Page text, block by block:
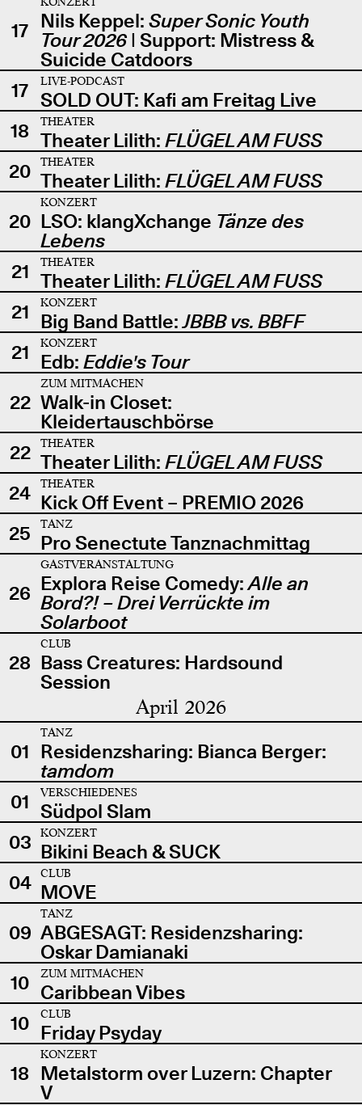
17 Nils Keppel: Super Sonic Youth
Tour 2026| Support: Mistress &
Suicide Catdoors
17
LIVE-PODCAST
SOLD OUT: Kafi am Freitag Live
18
THEATER
Theater Lilith: FLÜGEL AM FUSS
20
THEATER
Theater Lilith: FLÜGEL AM FUSS
20
KONZERT
LSO: klangXchange Tänze des
Lebens
21
THEATER
Theater Lilith: FLÜGEL AM FUSS
21
KONZERT
Big Band Battle:JBBB vs. BBFF
21
KONZERT
Edb: Eddie's Tour
22
ZUM MITMACHEN
Walk-in Closet:
Kleidertauschbörse
22
THEATER
Theater Lilith: FLÜGEL AM FUSS
24
THEATER
Kick Off Event – PREMIO 2026
25
TANZ
Pro Senectute Tanznachmittag
26
GASTVERANSTALTUNG
Explora Reise Comedy:Alle an
Bord?! – Drei Verrückte im
Solarboot
28
CLUB
Bass Creatures: Hardsound
Session
April 2026
01
TANZ
Residenzsharing: Bianca Berger:
tamdom
01
VERSCHIEDENES
Südpol Slam
03
KONZERT
Bikini Beach & SUCK
04
CLUB
MOVE
09
TANZ
ABGESAGT: Residenzsharing:
Oskar Damianaki
10
ZUM MITMACHEN
Caribbean Vibes
10
CLUB
Friday Psyday
18
KONZERT
Metalstorm over Luzern: Chapter
V